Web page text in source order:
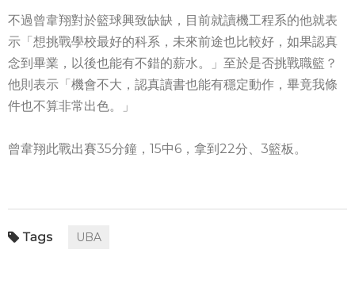
不過曾韋翔對於籃球興致缺缺，目前就讀機工程系的他就表
示「想挑戰學校最好的科系，未來前途也比較好，如果認真
念到畢業，以後也能有不錯的薪水。」至於是否挑戰職籃？
他則表示「機會不大，認真讀書也能有穩定動作，畢竟我條
件也不算非常出色。」
曾韋翔此戰出賽35分鐘，15中6，拿到22分、3籃板。
UBA